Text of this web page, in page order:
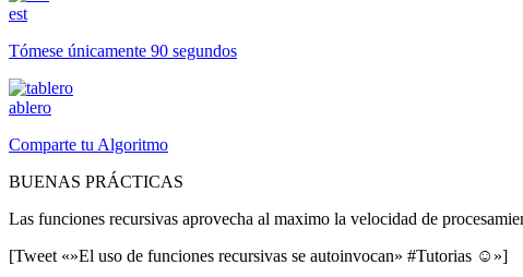
est
Tómese únicamente 90 segundos
ablero
Comparte tu Algoritmo
BUENAS PRÁCTICAS
Las funciones recursivas aprovecha al maximo la velocidad de
[Tweet «»El uso de funciones recursivas se autoinvocan» #Tutorias ☺»]